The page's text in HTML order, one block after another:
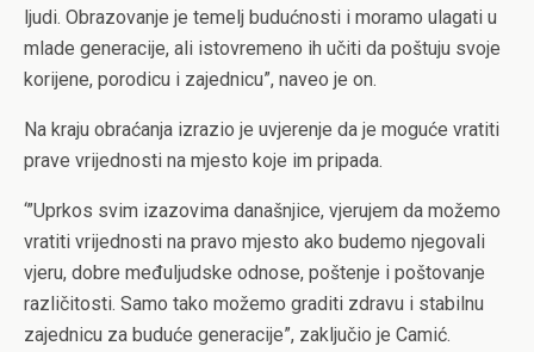
ljudi. Obrazovanje je temelj budućnosti i moramo ulagati u
mlade generacije, ali istovremeno ih učiti da poštuju svoje
korijene, porodicu i zajednicu”, naveo je on.
Na kraju obraćanja izrazio je uvjerenje da je moguće vratiti
prave vrijednosti na mjesto koje im pripada.
‘”Uprkos svim izazovima današnjice, vjerujem da možemo
vratiti vrijednosti na pravo mjesto ako budemo njegovali
vjeru, dobre međuljudske odnose, poštenje i poštovanje
različitosti. Samo tako možemo graditi zdravu i stabilnu
zajednicu za buduće generacije”, zaključio je Camić.